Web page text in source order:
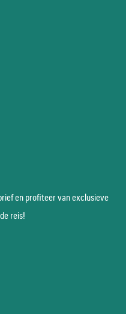
en profiteer van exclusieve
reis!